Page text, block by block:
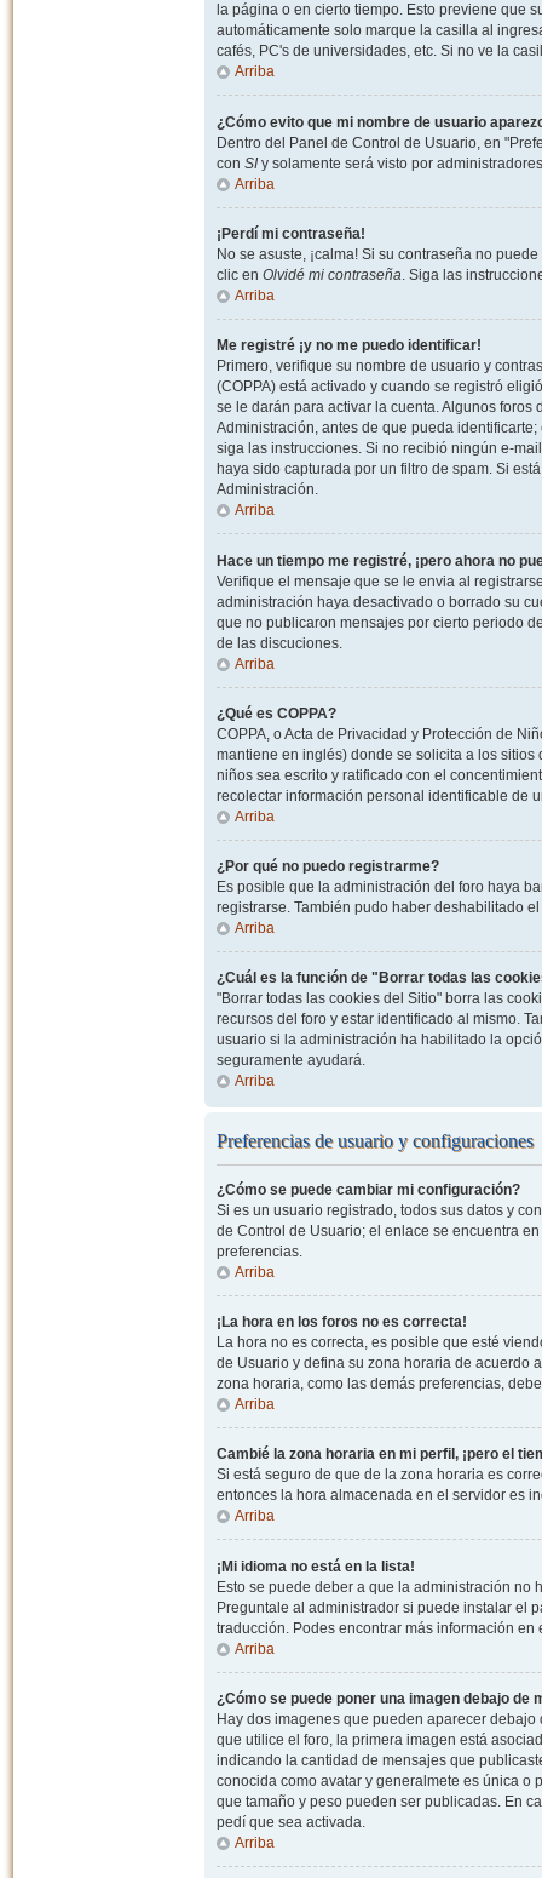
la página o en cierto tiempo. Esto previene que
automáticamente solo marque la casilla al
cafés, PC's de universidades, etc. Si no ve la
Arriba
¿Cómo evito que mi nombre de usuario
Dentro del Panel de Control de Usuario, en
con SIy solamente será visto por
Arriba
¡Perdí mi contraseña!
No se asuste, ¡calma! Si su contraseña no
clic en Olvidé mi contraseña. Siga las
Arriba
Me registré ¡y no me puedo identificar!
Primero, verifique su nombre de usuario y
(COPPA) está activado y cuando se registró
se le darán para activar la cuenta. Algunos
Administración, antes de que pueda
siga las instrucciones. Si no recibió ningún e-
haya sido capturada por un filtro de spam. Si
Administración.
Arriba
Hace un tiempo me registré, ¡pero ahora no
Verifique el mensaje que se le envia al
administración haya desactivado o borrado su
que no publicaron mensajes por cierto periodo
de las discuciones.
Arriba
¿Qué es COPPA?
COPPA, o Acta de Privacidad y Protección de
mantiene en inglés) donde se solicita a los
niños sea escrito y ratificado con el
recolectar información personal identificable de
Arriba
¿Por qué no puedo registrarme?
Es posible que la administración del foro haya
registrarse. También pudo haber deshabilitado
Arriba
¿Cuál es la función de "Borrar todas las
"Borrar todas las cookies del Sitio" borra las
recursos del foro y estar identificado al mismo.
usuario si la administración ha habilitado la
seguramente ayudará.
Arriba
Preferencias de usuario y configuraciones
¿Cómo se puede cambiar mi configuración?
Si es un usuario registrado, todos sus datos y
de Control de Usuario; el enlace se encuentra
preferencias.
Arriba
¡La hora en los foros no es correcta!
La hora no es correcta, es posible que esté
de Usuario y defina su zona horaria de acuerdo
zona horaria, como las demás preferencias,
Arriba
Cambié la zona horaria en mi perfil, ¡pero el
Si está seguro de que de la zona horaria es
entonces la hora almacenada en el servidor es
Arriba
¡Mi idioma no está en la lista!
Esto se puede deber a que la administración no
Preguntale al administrador si puede instalar el
traducción. Podes encontrar más información
Arriba
¿Cómo se puede poner una imagen debajo de
Hay dos imagenes que pueden aparecer
que utilice el foro, la primera imagen está
indicando la cantidad de mensajes que
conocida como avatar y generalmete es única o
que tamaño y peso pueden ser publicadas. En
pedí que sea activada.
Arriba